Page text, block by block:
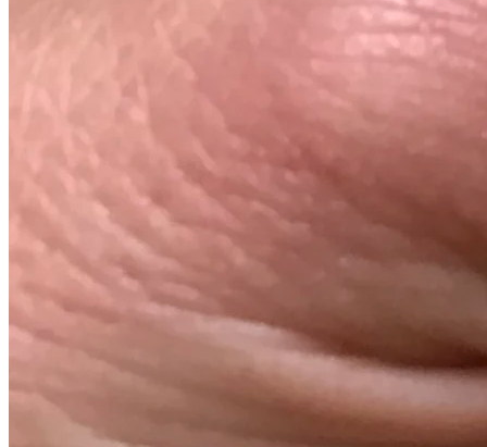
mise à la terre directement.
Ajoutez cette sphère en calcite bleue à votre
collection et profitez de ses bienfaits
apaisants et de sa beauté naturelle.
Informations
complémentaires